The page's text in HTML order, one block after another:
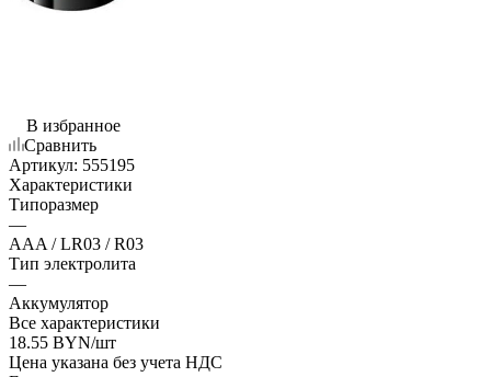
В избранное
Сравнить
Артикул: 555195
Характеристики
Типоразмер
—
AAA / LR03 / R03
Тип электролита
—
Аккумулятор
Все характеристики
18.55 BYN/шт
Цена указана без учета НДС